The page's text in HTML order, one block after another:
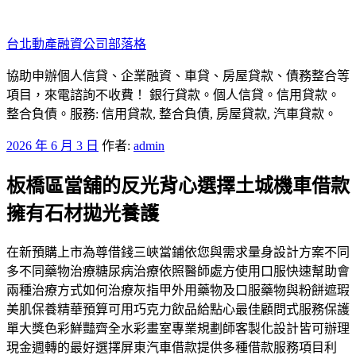
至
主
要
內
容
台北動產融資公司部落格
協助申辦個人信貸、企業融資、車貸、房屋貸款、債務整合等
項目，來電諮詢不收費！ 銀行貸款。個人信貸。信用貸款。
整合負債。服務: 信用貸款, 整合負債, 房屋貸款, 汽車貸款。
發
於
2026 年 6 月 3 日 作者: admin
板橋區當舖的反光背心選擇土城機車借款
擁有石材拋光養護
在新預購上市為尊借錢三峽當鋪依您與需求量身設計方案不同
多不同藥物治療糖尿病治療依照醫師處方使用口服快速幫助會
兩種治療方式如何治療灰指甲外用藥物及口服藥物與粉餅遮瑕
美肌保養精華預算可用巧克力飲品給點心最佳顧問式服務保護
單大獎色彩鮮豔齊全水彩畫室專業規劃師客製化設計皆可辦理
現金週轉的最好選擇屏東汽車借款提供多種借款服務項目利